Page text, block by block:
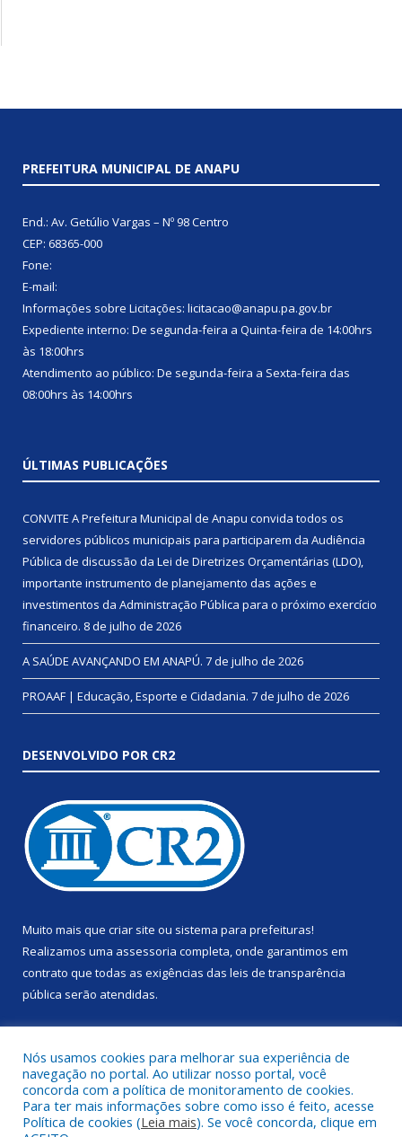
PREFEITURA MUNICIPAL DE ANAPU
End.: Av. Getúlio Vargas – Nº 98 Centro
CEP: 68365-000
Fone:
E-mail:
Informações sobre Licitações: licitacao@anapu.pa.gov.br
Expediente interno: De segunda-feira a Quinta-feira de 14:00hrs
às 18:00hrs
Atendimento ao público: De segunda-feira a Sexta-feira das
08:00hrs às 14:00hrs
ÚLTIMAS PUBLICAÇÕES
CONVITE A Prefeitura Municipal de Anapu convida todos os
servidores públicos municipais para participarem da Audiência
Pública de discussão da Lei de Diretrizes Orçamentárias (LDO),
importante instrumento de planejamento das ações e
investimentos da Administração Pública para o próximo exercício
financeiro. 8 de julho de 2026
A SAÚDE AVANÇANDO EM ANAPÚ. 7 de julho de 2026
PROAAF | Educação, Esporte e Cidadania. 7 de julho de 2026
DESENVOLVIDO POR CR2
Muito mais que criar site ou sistema para prefeituras!
Realizamos uma assessoria completa, onde garantimos em
contrato que todas as exigências das leis de transparência
pública serão atendidas.
Todos os direitos reservados a Prefeitura Municipal de Anapu.
Nós usamos cookies para melhorar sua experiência de
navegação no portal. Ao utilizar nosso portal, você
concorda com a política de monitoramento de cookies.
Para ter mais informações sobre como isso é feito, acesse
Política de cookies (Leia mais). Se você concorda, clique em